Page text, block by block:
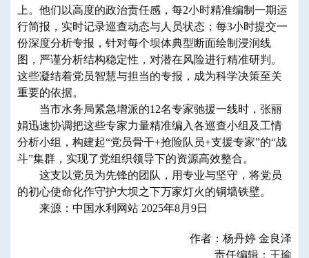
上。他们以高度的政治责任感，每2小时精准编制一期运
行简报，实时记录巡查动态与人员状态；每3小时提交一
份深度分析专报 ， 针对每个坝体典型断面绘制浸润线
图，严谨分析结构稳定性，对潜在风险进行精准研判。
这些凝结着党员智慧与担当的专报，成为科学决策至关
重要的依据。
当市水务局紧急增派的12名专家驰援一线时 ，张丽
娟迅速协调把这些专家力量精准编入各巡查小组及工情
分析小组，构建起“党员骨干+抢险队员+支援专家”的“战
斗”集群，实现了党组织领导下的资源高效整合。
这支以党员为先锋的团队，用专业与坚守，将党员
的初心使命化作守护大坝之下万家灯火的铜墙铁壁。
来源：中国水利网站 2025年8月9日
作者：杨丹婷 金良泽
责任编辑：王瑜